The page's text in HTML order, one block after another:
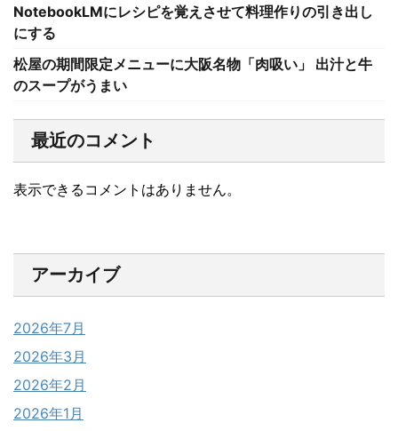
NotebookLMにレシピを覚えさせて料理作りの引き出し
にする
松屋の期間限定メニューに大阪名物「肉吸い」 出汁と牛
のスープがうまい
最近のコメント
表示できるコメントはありません。
アーカイブ
2026年7月
2026年3月
2026年2月
2026年1月